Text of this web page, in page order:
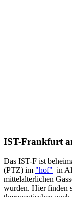
IST-Frankfurt
Das IST-F ist
(PTZ) im "hof" in
mittelalterlichen
wurden. Hier finden